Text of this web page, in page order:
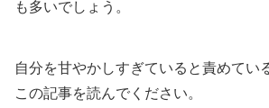
も多いでしょう。
自分を甘やかしすぎていると責めてい
この記事を読んでください。